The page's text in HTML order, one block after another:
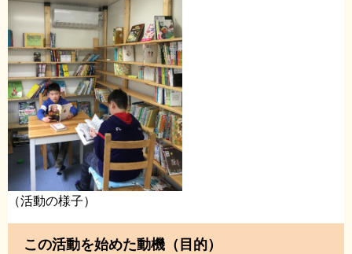
（活動の様子）
この活動を始めた動機（目的）